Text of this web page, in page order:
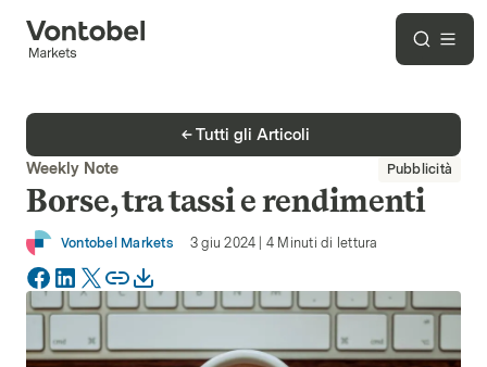
Tutti gli Articoli
Weekly Note
Pubblicità
Borse, tra tassi e rendimenti
Vontobel Markets 3 giu 2024 4 Minuti di lettura